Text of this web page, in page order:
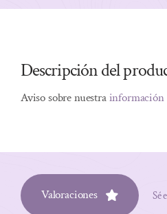
Descripción del
Aviso sobre nuestrainformación
Valoraciones Sé